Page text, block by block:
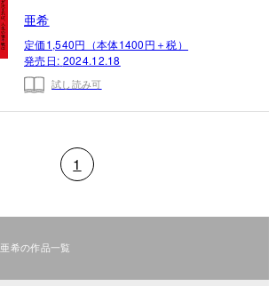
亜希
定価1,540円（本体1400円＋税）
発売日: 2024.12.18
試し読み可
1
亜希の作品一覧